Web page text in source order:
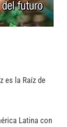
es la Raíz de
Latina con